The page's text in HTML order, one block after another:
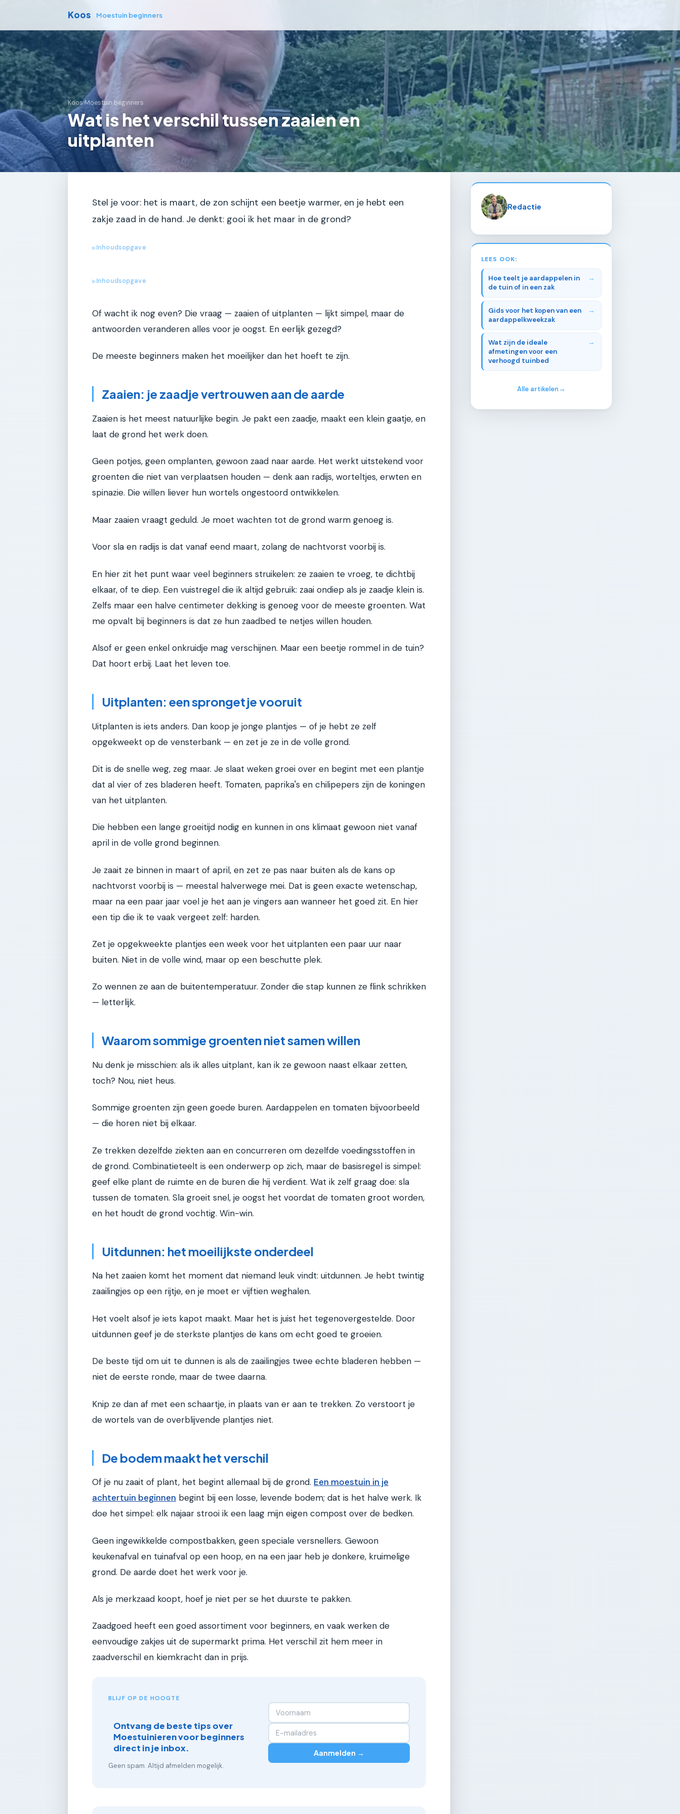
Koos Moestuin beginners
Koos›Moestuin beginners
Wat is het verschil tussen zaaien en
uitplanten
Stel je voor: het is maart, de zon schijnt een beetje warmer, en je hebt een
zakje zaad in de hand. Je denkt: gooi ik het maar in de grond?
▶Inhoudsopgave
▶Inhoudsopgave
Of wacht ik nog even? Die vraag — zaaien of uitplanten — lijkt simpel, maar de
antwoorden veranderen alles voor je oogst. En eerlijk gezegd?
De meeste beginners maken het moeilijker dan het hoeft te zijn.
Zaaien: je zaadje vertrouwen aan de aarde
Zaaien is het meest natuurlijke begin. Je pakt een zaadje, maakt een klein gaatje, en
laat de grond het werk doen.
Geen potjes, geen omplanten, gewoon zaad naar aarde. Het werkt uitstekend voor
groenten die niet van verplaatsen houden — denk aan radijs, worteltjes, erwten en
spinazie. Die willen liever hun wortels ongestoord ontwikkelen.
Maar zaaien vraagt geduld. Je moet wachten tot de grond warm genoeg is.
Voor sla en radijs is dat vanaf eend maart, zolang de nachtvorst voorbij is.
En hier zit het punt waar veel beginners struikelen: ze zaaien te vroeg, te dichtbij
elkaar, of te diep. Een vuistregel die ik altijd gebruik: zaai ondiep als je zaadje klein is.
Zelfs maar een halve centimeter dekking is genoeg voor de meeste groenten. Wat
me opvalt bij beginners is dat ze hun zaadbed te netjes willen houden.
Alsof er geen enkel onkruidje mag verschijnen. Maar een beetje rommel in de tuin?
Dat hoort erbij. Laat het leven toe.
Uitplanten: een sprongetje vooruit
Uitplanten is iets anders. Dan koop je jonge plantjes — of je hebt ze zelf
opgekweekt op de vensterbank — en zet je ze in de volle grond.
Dit is de snelle weg, zeg maar. Je slaat weken groei over en begint met een plantje
dat al vier of zes bladeren heeft. Tomaten, paprika's en chilipepers zijn de koningen
van het uitplanten.
Die hebben een lange groeitijd nodig en kunnen in ons klimaat gewoon niet vanaf
april in de volle grond beginnen.
Je zaait ze binnen in maart of april, en zet ze pas naar buiten als de kans op
nachtvorst voorbij is — meestal halverwege mei. Dat is geen exacte wetenschap,
maar na een paar jaar voel je het aan je vingers aan wanneer het goed zit. En hier
een tip die ik te vaak vergeet zelf: harden.
Zet je opgekweekte plantjes een week voor het uitplanten een paar uur naar
buiten. Niet in de volle wind, maar op een beschutte plek.
Zo wennen ze aan de buitentemperatuur. Zonder die stap kunnen ze flink schrikken
— letterlijk.
Waarom sommige groenten niet samen willen
Nu denk je misschien: als ik alles uitplant, kan ik ze gewoon naast elkaar zetten,
toch? Nou, niet heus.
Sommige groenten zijn geen goede buren. Aardappelen en tomaten bijvoorbeeld
— die horen niet bij elkaar.
Ze trekken dezelfde ziekten aan en concurreren om dezelfde voedingsstoffen in
de grond. Combinatieteelt is een onderwerp op zich, maar de basisregel is simpel:
geef elke plant de ruimte en de buren die hij verdient. Wat ik zelf graag doe: sla
tussen de tomaten. Sla groeit snel, je oogst het voordat de tomaten groot worden,
en het houdt de grond vochtig. Win-win.
Uitdunnen: het moeilijkste onderdeel
Na het zaaien komt het moment dat niemand leuk vindt: uitdunnen. Je hebt twintig
zaailingjes op een rijtje, en je moet er vijftien weghalen.
Het voelt alsof je iets kapot maakt. Maar het is juist het tegenovergestelde. Door
uitdunnen geef je de sterkste plantjes de kans om echt goed te groeien.
De beste tijd om uit te dunnen is als de zaailingjes twee echte bladeren hebben —
niet de eerste ronde, maar de twee daarna.
Knip ze dan af met een schaartje, in plaats van er aan te trekken. Zo verstoort je
de wortels van de overblijvende plantjes niet.
De bodem maakt het verschil
Of je nu zaait of plant, het begint allemaal bij de grond. Een moestuin in je
achtertuin beginnen begint bij een losse, levende bodem; dat is het halve werk. Ik
doe het simpel: elk najaar strooi ik een laag mijn eigen compost over de bedken.
Geen ingewikkelde compostbakken, geen speciale versnellers. Gewoon
keukenafval en tuinafval op een hoop, en na een jaar heb je donkere, kruimelige
grond. De aarde doet het werk voor je.
Als je merkzaad koopt, hoef je niet per se het duurste te pakken.
Zaadgoed heeft een goed assortiment voor beginners, en vaak werken de
eenvoudige zakjes uit de supermarkt prima. Het verschil zit hem meer in
zaadverschil en kiemkracht dan in prijs.
BLIJF OP DE HOOGTE
Ontvang de beste tips over
Moestuinieren voor beginners
direct in je inbox.
Geen spam. Altijd afmelden mogelijk.
Aanmelden →
Redactie
LEES OOK:
Hoe teelt je aardappelen in
de tuin of in een zak
Gids voor het kopen van een
aardappelkweekzak
Wat zijn de ideale
afmetingen voor een
verhoogd tuinbed
Alle artikelen